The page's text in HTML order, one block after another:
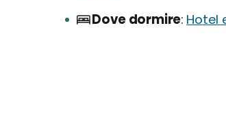
Dove dormire Hotel